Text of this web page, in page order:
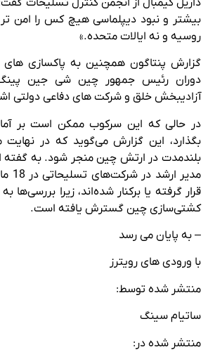
بیشتر و نبود دیپلماسی هیچ کس را امن
روسیه و نه ایالات متحده.»
گزارش پنتاگون همچنین به پاکسازی
دوران رئیس جمهور چین شی جین
آزادیبخش خلق و شرکت های دفاعی دولتی
در حالی که این سرکوب ممکن است بر
بگذارد، این گزارش می‌گوید که در نهایت
قرار گرفته یا برکنار شده‌اند، زیرا
کشتی‌سازی چین گسترش یافته است.
– به پایان می رسد
با ورودی های رویترز
منتشر شده توسط:
ساتیام سینگ
منتشر شده در: